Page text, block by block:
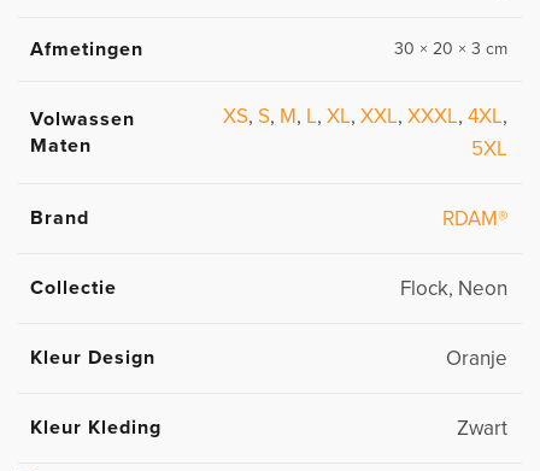
Afmetingen 30 × 20 × 3 cm
Volwassen
Maten
XS, S, M, L, XL, XXL, XXXL, 4XL,
5XL
Brand RDAM®
Collectie Flock, Neon
Kleur Design Oranje
Kleur Kleding Zwart